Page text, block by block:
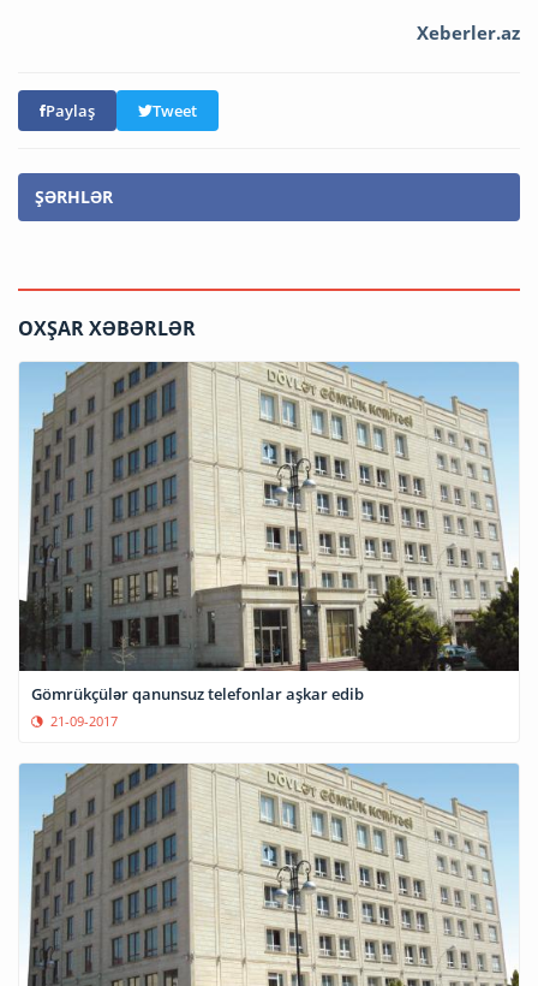
Xeberler.az
Paylaş Tweet
ŞƏRHLƏR
OXŞAR XƏBƏRLƏR
Gömrükçülər qanunsuz telefonlar aşkar edib
21-09-2017